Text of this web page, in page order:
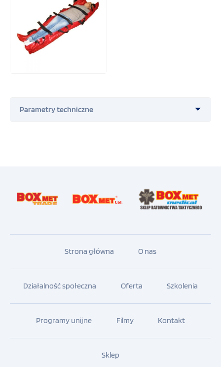
Strona główna O nas
Działalność społeczna Oferta Szkolenia
Programy unijne Filmy Kontakt
Sklep